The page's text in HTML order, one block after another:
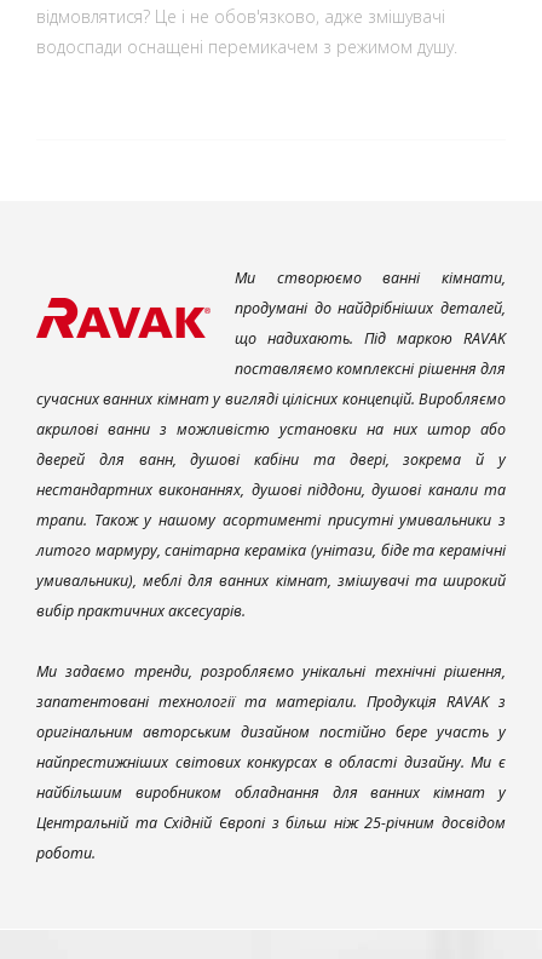
відмовлятися? Це і не обов'язково, адже змішувачі
водоспади оснащені перемикачем з режимом душу.
Ми створюємо ванні кімнати,
продумані до найдрібніших деталей,
що надихають. Під маркою RAVAK
поставляємо комплексні рішення для
сучасних ванних кімнат у вигляді цілісних концепцій. Виробляємо
акрилові ванни з можливістю установки на них штор або
дверей для ванн, душові кабіни та двері, зокрема й у
нестандартних виконаннях, душові піддони, душові канали та
трапи. Також у нашому асортименті присутні умивальники з
литого мармуру, санітарна кераміка (унітази, біде та керамічні
умивальники), меблі для ванних кімнат, змішувачі та широкий
вибір практичних аксесуарів.
Ми задаємо тренди, розробляємо унікальні технічні рішення,
запатентовані технології та матеріали. Продукція RAVAK з
оригінальним авторським дизайном постійно бере участь у
найпрестижніших світових конкурсах в області дизайну. Ми є
найбільшим виробником обладнання для ванних кімнат у
Центральній та Східній Європі з більш ніж 25-річним досвідом
роботи.